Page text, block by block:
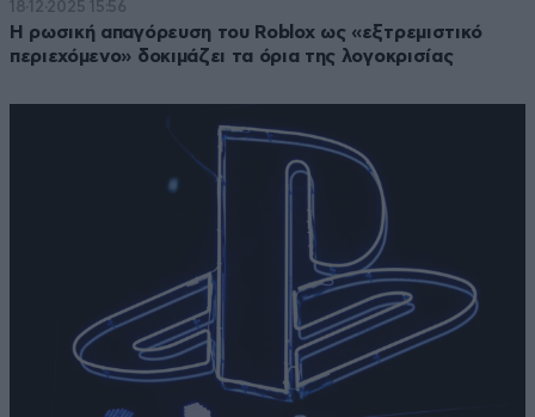
18·12·2025 15:56
Η ρωσική απαγόρευση του Roblox ως «εξτρεμιστικό
περιεχόμενο» δοκιμάζει τα όρια της λογοκρισίας